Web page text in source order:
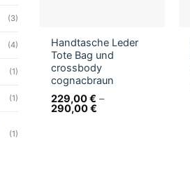
(3)
(4)
(1)
(1)
(1)
Handtasche Leder
Tote Bag und
crossbody
cognacbraun
229,00€ –
290,00€